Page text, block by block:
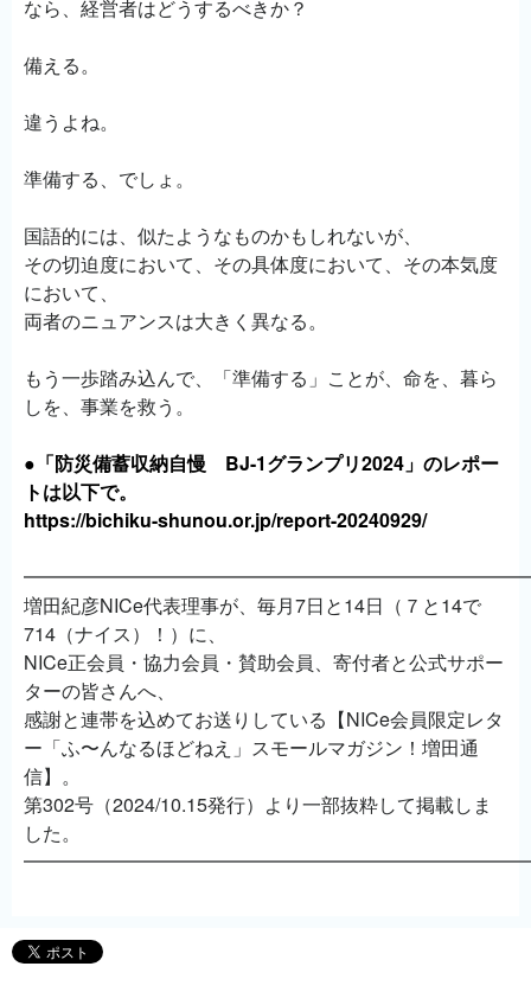
なら、経営者はどうするべきか？
備える。
違うよね。
準備する、でしょ。
国語的には、似たようなものかもしれないが、
その切迫度において、その具体度において、その本気度
において、
両者のニュアンスは大きく異なる。
もう一歩踏み込んで、「準備する」ことが、命を、暮ら
しを、事業を救う。
●「防災備蓄収納自慢 BJ-1グランプリ2024」のレポー
トは以下で。
https://bichiku-shunou.or.jp/report-20240929/
増田紀彦NICe代表理事が、毎月7日と14日（７と14で
714（ナイス）！）に、
NICe正会員・協力会員・賛助会員、寄付者と公式サポー
ターの皆さんへ、
感謝と連帯を込めてお送りしている【NICe会員限定レタ
ー「ふ〜んなるほどねえ」スモールマガジン！増田通
信】。
第302号（2024/10.15発行）より一部抜粋して掲載しま
した。